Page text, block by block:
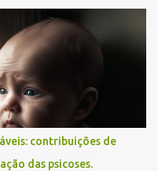
contribuições de
das psicoses.